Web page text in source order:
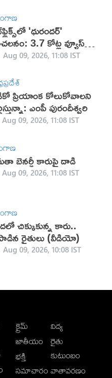
'ధురందర్'
3.7 కోట్ల వ్యూస్‌తో
Aug 09, 2026, 11:08 IST
ప్రియాంక కోలుకోవాలని
ఎంపీ పురందీశ్వరి
Aug 09, 2026, 11:08 IST
బెనర్జీ కారుపై దాడి
Aug 09, 2026, 11:08 IST
చిక్కుకున్న కారు..
రైతులు (వీడియో)
Aug 09, 2026, 10:08 IST
క్రైమ్
జాతీయం
భక్తి
సమాచారం
విద్య
రైతు
కుటుంబం
వాతావరణం